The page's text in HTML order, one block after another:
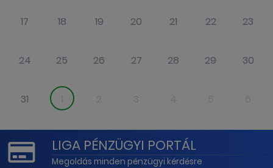
17 18 19 20 21 22 23
24 25 26 27 28 29 30
31
LIGA PÉNZÜGYI PORTÁL
Megoldás minden pénzügyi kérdésre